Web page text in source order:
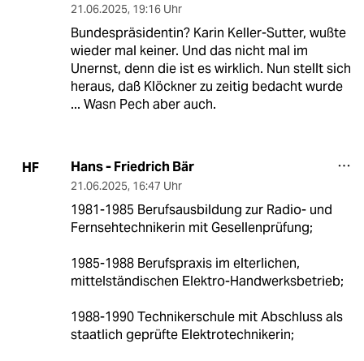
21.06.2025, 19:16 Uhr
Bundespräsidentin? Karin Keller-Sutter, wußte
wieder mal keiner. Und das nicht mal im
Unernst, denn die ist es wirklich. Nun stellt sich
heraus, daß Klöckner zu zeitig bedacht wurde
... Wasn Pech aber auch.
HF Hans - Friedrich Bär
21.06.2025, 16:47 Uhr
1981-1985 Berufsausbildung zur Radio- und
Fernsehtechnikerin mit Gesellenprüfung;
1985-1988 Berufspraxis im elterlichen,
mittelständischen Elektro-Handwerksbetrieb;
1988-1990 Technikerschule mit Abschluss als
staatlich geprüfte Elektrotechnikerin;